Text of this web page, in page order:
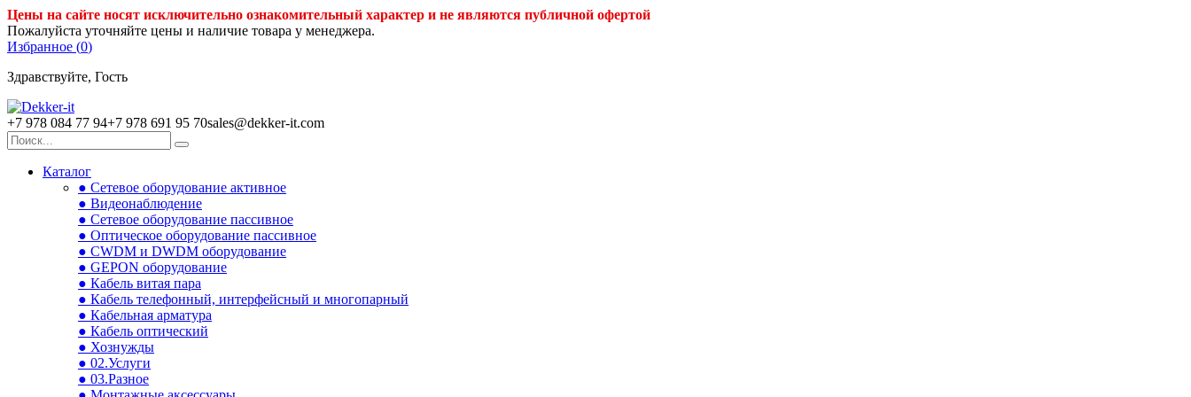
Цены на сайте носят исключительно ознакомительный характер и не являются публичной офертой
Пожалуйста уточняйте цены и наличие товара у менеджера.
Избранное (0)
Здравствуйте, Гость
+7 978 084 77 94+7 978 691 95 70sales@dekker-it.com
Каталог
● Сетевое оборудование активное
● Видеонаблюдение
● Сетевое оборудование пассивное
● Оптическое оборудование пассивное
● CWDM и DWDM оборудование
● GEPON оборудование
● Кабель витая пара
● Кабель телефонный, интерфейсный и многопарный
● Кабельная арматура
● Кабель оптический
● Хознужды
● 02.Услуги
● 03.Разное